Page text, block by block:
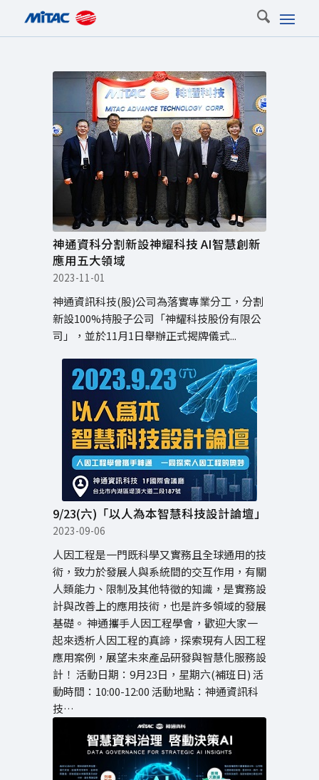
神通資科分割新設神耀科技 AI智慧創新
應用五大領域
2023-11-01
神通資訊科技(股)公司為落實專業分工，分割
新設100%持股子公司「神耀科技股份有限公
司」，並於11月1日舉辦正式揭牌儀式...
9/23(六)「以人為本智慧科技設計論壇」
2023-09-06
人因工程是一門既科學又實務且全球通用的技
術，致力於發展人與系統間的交互作用，有關
人類能力、限制及其他特徵的知識，是實務設
計與改善上的應用技術，也是許多領域的發展
基礎。 神通攜手人因工程學會，歡迎大家一
起來透析人因工程的真諦，探索現有人因工程
應用案例，展望未來產品研發與智慧化服務設
計！ 活動日期：9月23日，星期六(補班日) 活
動時間：10:00-12:00 活動地點：神通資訊科
技…